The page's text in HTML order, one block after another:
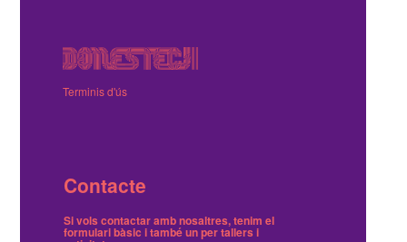
Terminis d'ús
Contacte
Si vols contactar amb nosaltres, tenim el
formulari bàsic i tambéun per tallers i